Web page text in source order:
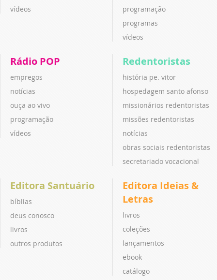
vídeos
programação
programas
vídeos
Rádio POP
empregos
notícias
ouça ao vivo
programação
vídeos
Redentoristas
história pe. vitor
hospedagem santo afonso
missionários redentoristas
missões redentoristas
notícias
obras sociais redentoristas
secretariado vocacional
Editora Santuário
bíblias
deus conosco
livros
outros produtos
Editora Ideias &
Letras
livros
coleções
lançamentos
ebook
catálogo